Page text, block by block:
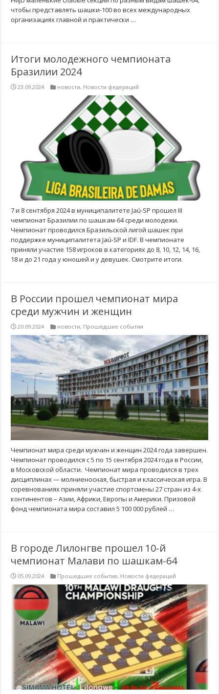
чтобы представлять шашки-100 во всех международных
организациях главной и практически …
Итоги молодежного чемпионата
Бразилии 2024
23.09.2024 новости, Новости федераций
7 и 8 сентября 2024 в муниципалитете Jaú-SP прошел III
чемпионат Бразилии по шашкам-64 среди молодежи.
Чемпионат проводился Бразильской лигой шашек при
поддержке муниципалитета Jaú-SP и IDF. В чемпионате
приняли участие 158 игроков в категориях до 8, 10, 12, 14, 16,
18 и до 21 года у юношей и у девушек. Смотрите итоги.
В России прошел чемпионат мира
среди мужчин и женщин
20.09.2024 новости, Прошедшие события
Чемпионат мира среди мужчин и женщин 2024 года завершен.
Чемпионат проводился с 5 по 15 сентября 2024 года в России,
в Московской области. Чемпионат мира проводился в трех
дисциплинах — молниеносная, быстрая и классическая игра. В
соревнованиях приняли участие спортсмены 27 стран из 4-х
континентов – Азии, Африки, Европы и Америки. Призовой
фонд чемпионата мира составил 5 100 000 рублей …
В городе Лилонгве прошел 10-й
чемпионат Малави по шашкам-64
05.09.2024 Прошедшие события, Новости федераций